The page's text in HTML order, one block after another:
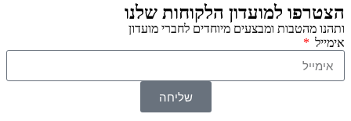
הצטרפו למועדון הלקוחות שלנו
ותהנו מהטבות ומבצעים מיוחדים לחברי מועדון
אימייל
שליחה